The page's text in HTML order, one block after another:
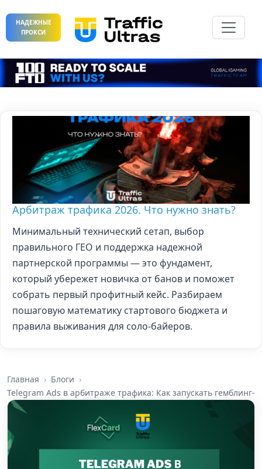
НАДЕЖНЫЕ
ПРОКСИ
Арбитраж трафика 2026. Что нужно знать?
Минимальный технический сетап, выбор
правильного ГЕО и поддержка надежной
партнерской программы — это фундамент,
который убережет новичка от банов и поможет
собрать первый профитный кейс. Разбираем
пошаговую математику стартового бюджета и
правила выживания для соло-байеров.
Главная
Блоги
Telegram Ads в арбитраже трафика: Как запускать гемблинг-